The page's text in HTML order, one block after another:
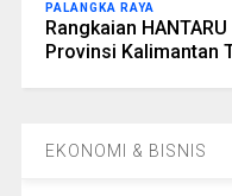
PALANGKA RAYA
Rangkaian
Provinsi Kalimantan
EKONOMI & BISNIS